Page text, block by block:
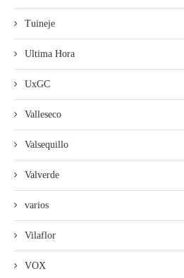
Tuineje
Ultima Hora
UxGC
Valleseco
Valsequillo
Valverde
varios
Vilaflor
VOX